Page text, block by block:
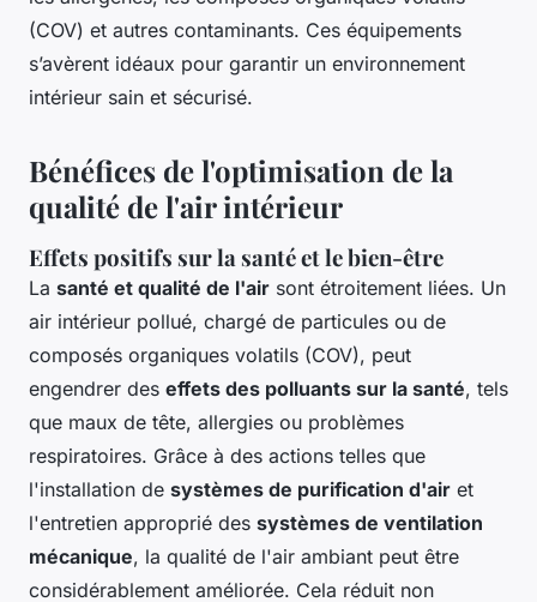
(COV) et autres contaminants. Ces équipements
s’avèrent idéaux pour garantir un environnement
intérieur sain et sécurisé.
Bénéfices de l'optimisation de la
qualité de l'air intérieur
Effets positifs sur la santé et le bien-être
La santé et qualité de l'air sont étroitement liées. Un
air intérieur pollué, chargé de particules ou de
composés organiques volatils (COV), peut
engendrer des effets des polluants sur la santé, tels
que maux de tête, allergies ou problèmes
respiratoires. Grâce à des actions telles que
l'installation de systèmes de purification d'air et
l'entretien approprié des systèmes de ventilation
mécanique, la qualité de l'air ambiant peut être
considérablement améliorée. Cela réduit non